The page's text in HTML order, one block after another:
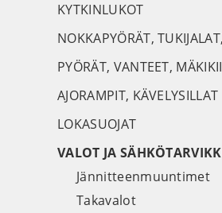
KYTKINLUKOT
NOKKAPYÖRÄT,
PYÖRÄT, VANTEET,
AJORAMPIT, KÄVELYSILLAT
LOKASUOJAT
VALOT JA
Jännitteenmuuntimet
Takavalot